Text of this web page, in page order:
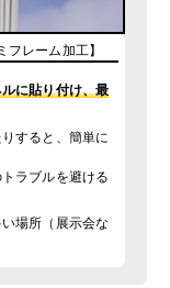
フレーム加工】
に貼り付け、最
すると、簡単に
ラブルを避ける
場所（展示会な